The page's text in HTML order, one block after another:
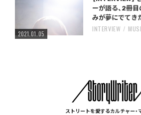
2021.01.05
ーが語る、2冊
みが夢にでてき
INTERVIEW
ストリートを愛するカルチャー・